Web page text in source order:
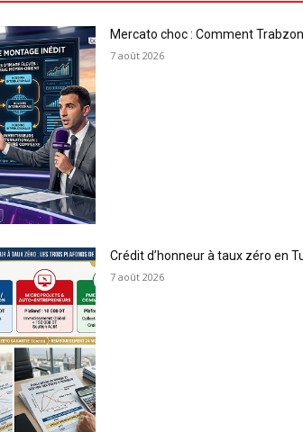
Mercato choc : Comment
7 août 2026
Crédit d’honneur à taux zéro en
7 août 2026